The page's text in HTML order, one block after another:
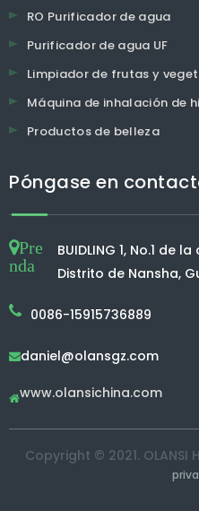
RO Purificador de agua
Purificador de agua UF
Limpiador de frutas y
Máquina de inhalación de
Productos de belleza
Póngase en
Pre
nda
BUIDLING 1, No.1 de
Distrito de Nansha,
0086-15915736889
daniel@olansgz.com
www.olansichina.com
Copyright © 2021. OLANSI